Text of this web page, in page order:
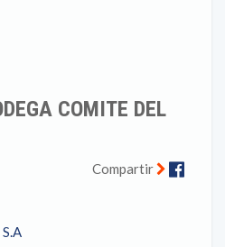
COMITE DEL
Compartir